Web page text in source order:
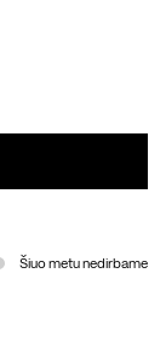
Šiuo metu nedirbame